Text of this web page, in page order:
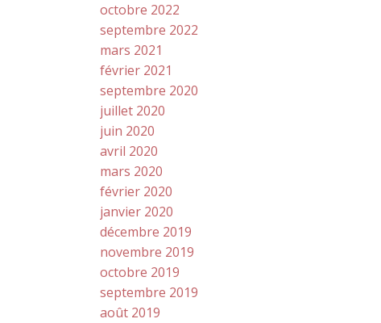
octobre 2022
septembre 2022
mars 2021
février 2021
septembre 2020
juillet 2020
juin 2020
avril 2020
mars 2020
février 2020
janvier 2020
décembre 2019
novembre 2019
octobre 2019
septembre 2019
août 2019